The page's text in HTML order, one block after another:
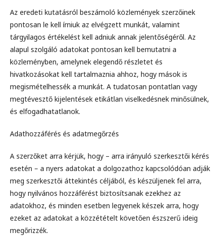
Az eredeti kutatásról beszámoló közlemények szerzőinek
pontosan le kell írniuk az elvégzett munkát, valamint
tárgyilagos értékelést kell adniuk annak jelentőségéről. Az
alapul szolgáló adatokat pontosan kell bemutatni a
közleményben, amelynek elegendő részletet és
hivatkozásokat kell tartalmaznia ahhoz, hogy mások is
megismételhessék a munkát. A tudatosan pontatlan vagy
megtévesztő kijelentések etikátlan viselkedésnek minősülnek,
és elfogadhatatlanok.
Adathozzáférés és adatmegőrzés
A szerzőket arra kérjük, hogy – arra irányuló szerkesztői kérés
esetén – a nyers adatokat a dolgozathoz kapcsolódóan adják
meg szerkesztői áttekintés céljából, és készüljenek fel arra,
hogy nyilvános hozzáférést biztosítsanak ezekhez az
adatokhoz, és minden esetben legyenek készek arra, hogy
ezeket az adatokat a közzétételt követően észszerű ideig
megőrizzék.